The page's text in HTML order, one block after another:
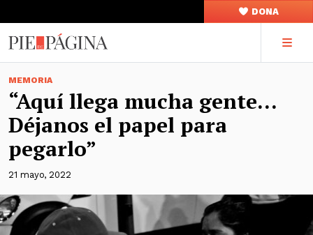
DONA
MEMORIA
“Aquí llega mucha gente…
Déjanos el papel para
pegarlo”
21 mayo, 2022